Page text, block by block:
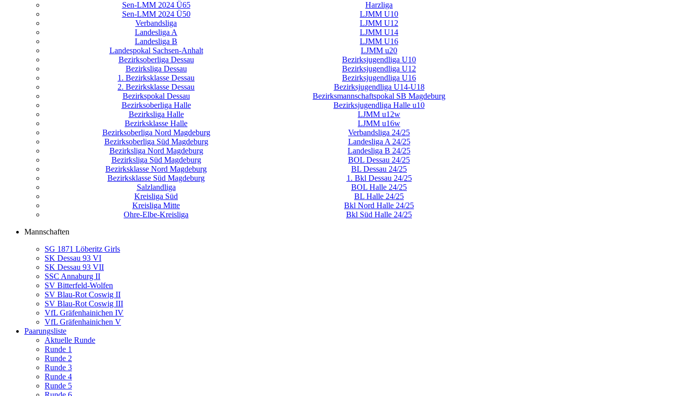
Sen-LMM 2024 Ü65
Harzliga
Sen-LMM 2024 Ü50
LJMM U10
Verbandsliga
LJMM U12
Landesliga A
LJMM U14
Landesliga B
LJMM U16
Landespokal Sachsen-Anhalt
LJMM u20
Bezirksoberliga Dessau
Bezirksjugendliga U10
Bezirksliga Dessau
Bezirksjugendliga U12
1. Bezirksklasse Dessau
Bezirksjugendliga U16
2. Bezirksklasse Dessau
Bezirksjugendliga U14-U18
Bezirkspokal Dessau
Bezirksmannschaftspokal SB Magdeburg
Bezirksoberliga Halle
Bezirksjugendliga Halle u10
Bezirksliga Halle
LJMM u12w
Bezirksklasse Halle
LJMM u16w
Bezirksoberliga Nord Magdeburg
Verbandsliga 24/25
Bezirksoberliga Süd Magdeburg
Landesliga A 24/25
Bezirksliga Nord Magdeburg
Landesliga B 24/25
Bezirksliga Süd Magdeburg
BOL Dessau 24/25
Bezirksklasse Nord Magdeburg
BL Dessau 24/25
Bezirksklasse Süd Magdeburg
1. Bkl Dessau 24/25
Salzlandliga
BOL Halle 24/25
Kreisliga Süd
BL Halle 24/25
Kreisliga Mitte
Bkl Nord Halle 24/25
Ohre-Elbe-Kreisliga
Bkl Süd Halle 24/25
Mannschaften
SG 1871 Löberitz Girls
SK Dessau 93 VI
SK Dessau 93 VII
SSC Annaburg II
SV Bitterfeld-Wolfen
SV Blau-Rot Coswig II
SV Blau-Rot Coswig III
VfL Gräfenhainichen IV
VfL Gräfenhainichen V
Paarungsliste
Aktuelle Runde
Runde 1
Runde 2
Runde 3
Runde 4
Runde 5